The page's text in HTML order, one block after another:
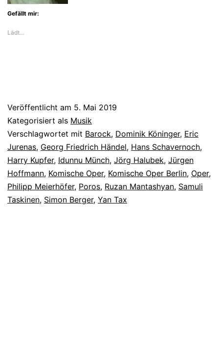
Gefällt mir:
Lädt…
Veröffentlicht am 5. Mai 2019
Kategorisiert als Musik
Verschlagwortet mit Barock, Dominik Köninger, Eric
Jurenas, Georg Friedrich Händel, Hans Schavernoch,
Harry Kupfer, Idunnu Münch, Jörg Halubek, Jürgen
Hoffmann, Komische Oper, Komische Oper Berlin, Oper,
Philipp Meierhöfer, Poros, Ruzan Mantashyan, Samuli
Taskinen, Simon Berger, Yan Tax